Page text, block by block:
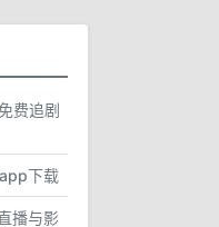
费追剧
下载
播与影